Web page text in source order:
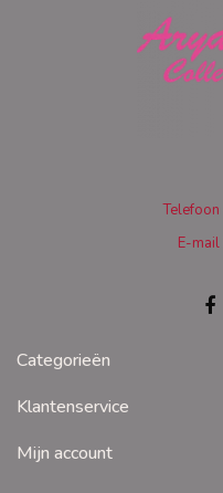
Telefoon
E-mail
Categorieën
Klantenservice
Mijn account